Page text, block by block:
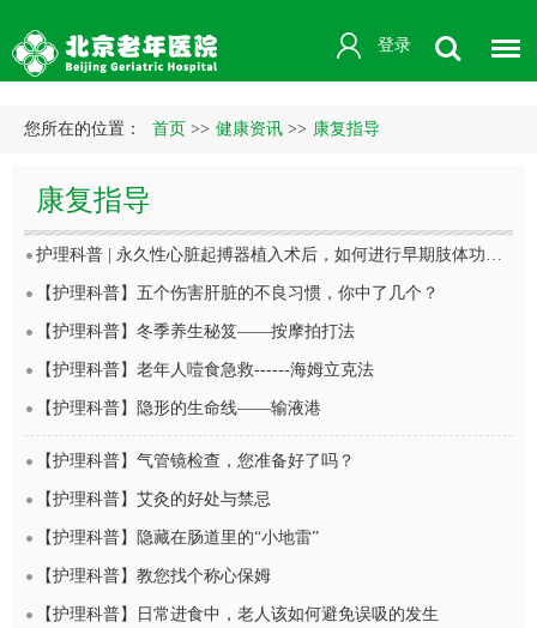
登录
您所在的位置： 首页 >> 健康资讯 >> 康复指导
康复指导
护理科普 | 永久性心脏起搏器植入术后，如何进行早期肢体功能锻炼？
【护理科普】五个伤害肝脏的不良习惯，你中了几个？
【护理科普】冬季养生秘笈——按摩拍打法
【护理科普】老年人噎食急救------海姆立克法
【护理科普】隐形的生命线——输液港
【护理科普】气管镜检查，您准备好了吗？
【护理科普】艾灸的好处与禁忌
【护理科普】隐藏在肠道里的“小地雷”
【护理科普】教您找个称心保姆
【护理科普】日常进食中，老人该如何避免误吸的发生